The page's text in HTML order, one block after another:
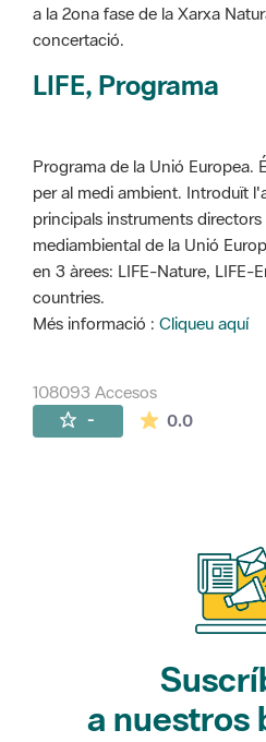
a la 2ona fase de la Xarxa
concertació.
LIFE, Programa
Programa de la Unió Europea.
per al medi ambient. Introduït
principals instruments
mediambiental de la Unió
en 3 àrees: LIFE-Nature, LIFE-
countries.
Més informació : Cliqueu aquí
108093 Accesos
- 0.0La
a nuestros